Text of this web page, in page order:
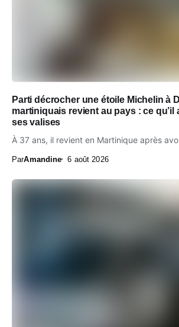
Parti décrocher une étoile Michelin à
martiniquais revient au pays : ce qu’il
ses valises
À 37 ans, il revient en Martinique après
ParAmandine 6 août 2026